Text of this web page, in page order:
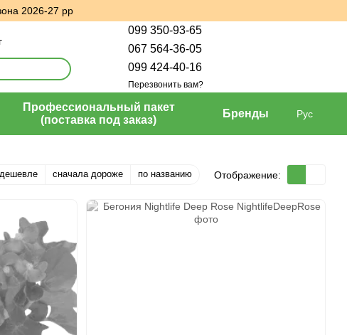
2026-27 рр
099 350-93-65
067 564-36-05
099 424-40-16
Перезвонить вам?
Профессиональный пакет
(поставка под заказ)
Бренды Рус
сначала дороже по названию Отображение: